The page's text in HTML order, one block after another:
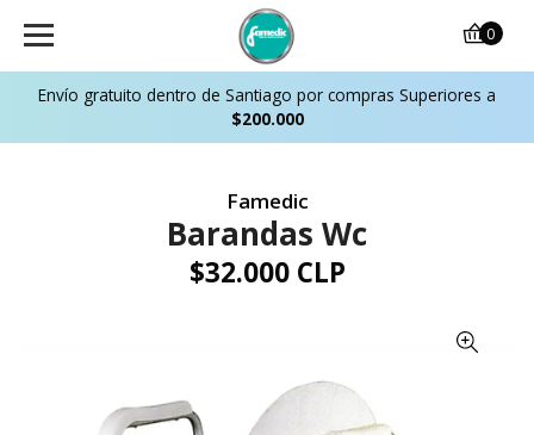
Envío gratuito dentro de Santiago por compras Superiores a
$200.000
0
Famedic
Barandas Wc
$32.000 CLP